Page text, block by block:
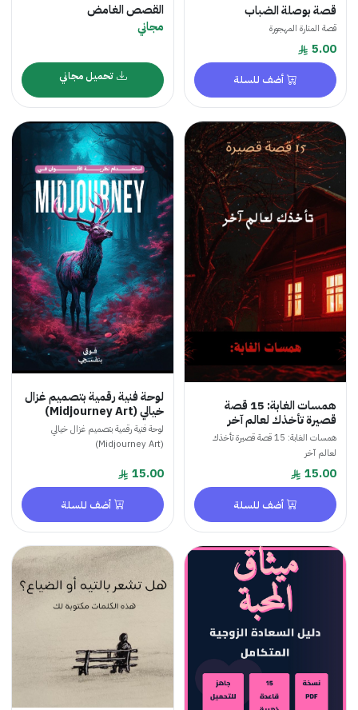
قصة بوصلة الضباب
قصة المنارة المهجورة
5.00
أضف للسلة
القصص الغامض
مجاني
تحميل مجاني
همسات الغابة: 15 قصة
قصيرة تأخذك لعالم آخر
همسات الغابة: 15 قصة قصيرة تأخذك
لعالم آخر
15.00
أضف للسلة
لوحة فنية رقمية بتصميم غزال
خيالي (Midjourney Art)
لوحة فنية رقمية بتصميم غزال خيالي
(Midjourney Art)
15.00
أضف للسلة